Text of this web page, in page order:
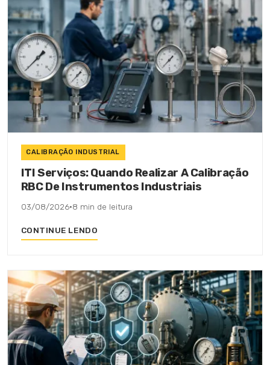
CALIBRAÇÃO INDUSTRIAL
ITI Serviços: Quando Realizar A Calibração
RBC De Instrumentos Industriais
03/08/2026·8 min de leitura
CONTINUE LENDO